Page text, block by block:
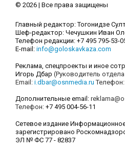
© 2026 | Все права защищены
Главный редактор: Тогонидзе
Шеф-редактор: Чечушкин Иван
Телефон редакции: +7 495 795-53-
E-mail: info@goloskavkaza.com
Реклама, спецпроекты и иное
Игорь Дбар (Руководитель
Email: i.dbar@osnmedia.ru Телефон:
Дополнительные email:
Телефон: +7 495 004-56-11
Сетевое издание
зарегистрировано
ЭЛ № ФС 77 - 82837